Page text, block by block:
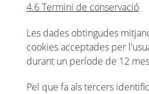
4.6 Termini de conservació
Les dades obtingudes
cookies acceptades per
durant un període de 12
Pel que fa als tercers